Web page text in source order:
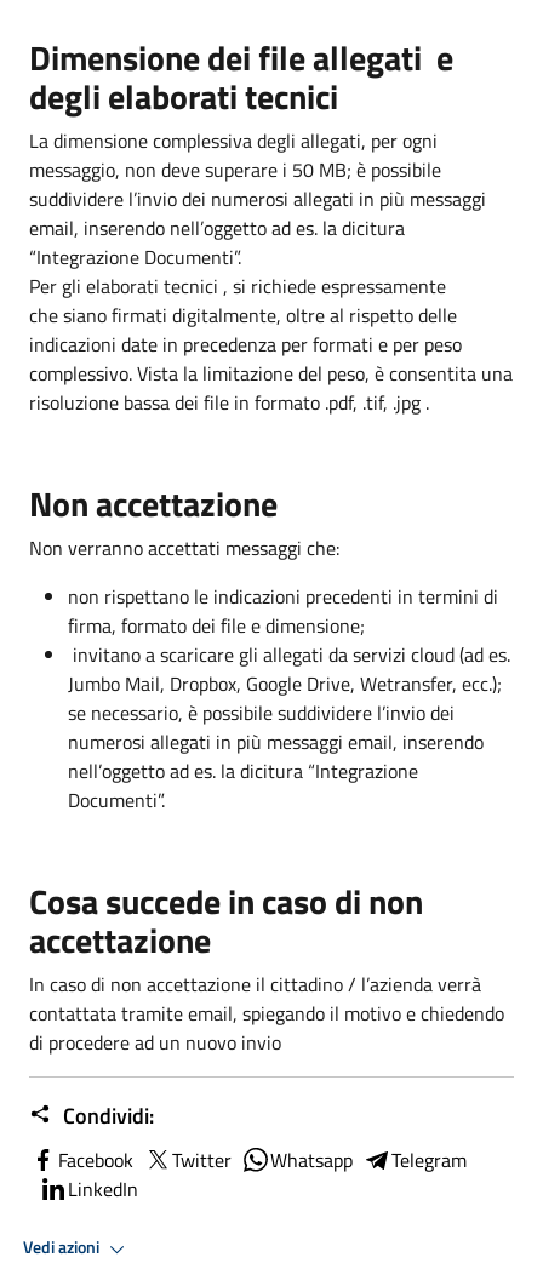
Dimensione dei file allegati e
degli elaborati tecnici
La dimensione complessiva degli allegati, per ogni
messaggio, non deve superare i 50 MB; è possibile
suddividere l’invio dei numerosi allegati in più messaggi
email, inserendo nell’oggetto ad es. la dicitura
“Integrazione Documenti”.
Per gli elaborati tecnici , si richiede espressamente
che siano firmati digitalmente, oltre al rispetto delle
indicazioni date in precedenza per formati e per peso
complessivo. Vista la limitazione del peso, è consentita una
risoluzione bassa dei file in formato .pdf, .tif, .jpg .
Non accettazione
Non verranno accettati messaggi che:
non rispettano le indicazioni precedenti in termini di
firma, formato dei file e dimensione;
invitano a scaricare gli allegati da servizi cloud (ad es.
Jumbo Mail, Dropbox, Google Drive, Wetransfer, ecc.);
se necessario, è possibile suddividere l’invio dei
numerosi allegati in più messaggi email, inserendo
nell’oggetto ad es. la dicitura “Integrazione
Documenti”.
Cosa succede in caso di non
accettazione
In caso di non accettazione il cittadino / l’azienda verrà
contattata tramite email, spiegando il motivo e chiedendo
di procedere ad un nuovo invio
Condividi:
Facebook Twitter Whatsapp
Telegram
LinkedIn
Vedi azioni